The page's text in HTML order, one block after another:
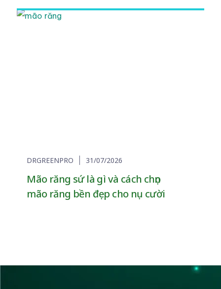
DRGREENPRO 31/07/2026
Mão răng sứ là gì và cách chọn
mão răng bền đẹp cho nụ cười